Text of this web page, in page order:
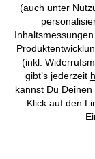
(auch unter
(inkl.
gibt’s jederzeit
kannst Du
Klick auf den